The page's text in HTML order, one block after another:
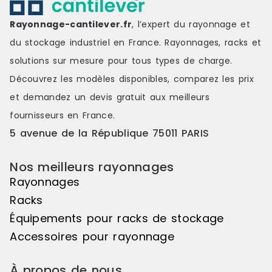
matériau en polyéthylène assure
une entretien minimal.Qualité et
fiabilitéFabriqué par Rubbermaid,
une marque de référence dans le
domaine du matériel de cuisine
professionnel, ce chariot est conçu
pour durer. Sa durabilité et sa
robustesse en font un équipement
de confiance qui résistera aux
rigueurs de la cuisine
utilisation continue et
Adapté pour divers usages, du
rangement au transport.Facilité
d'utilisation : Mobile et facile à
polyéthylène pour une résistance
maximale.Design optimisé : Conçu
pour s'adapter aux besoins des
Rayonnage-cantilever.fr, l’expert du rayonnage et
du stockage industriel en France. Rayonnages, racks et
solutions sur mesure pour tous types de charge.
Découvrez les modèles disponibles, comparez les prix
et demandez un devis gratuit aux meilleurs
fournisseurs en France.
5 avenue de la République 75011 PARIS
Nos meilleurs rayonnages
Rayonnages
Racks
Équipements pour racks de stockage
Accessoires pour rayonnage